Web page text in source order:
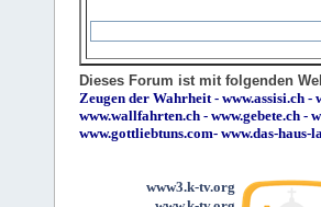
Dieses Forum ist mit folgenden
Zeugen der Wahrheit- www.assisi.ch -
www.wallfahrten.ch - www.gebete.ch -
www.gottliebtuns.com- www.das-haus-
www3.k-tv.org